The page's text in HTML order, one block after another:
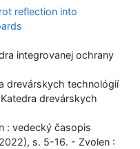
reflection into
integrovanej ochrany
drevárskych technológií
drevárskych
: vedecký časopis
s. 5-16. - Zvolen :